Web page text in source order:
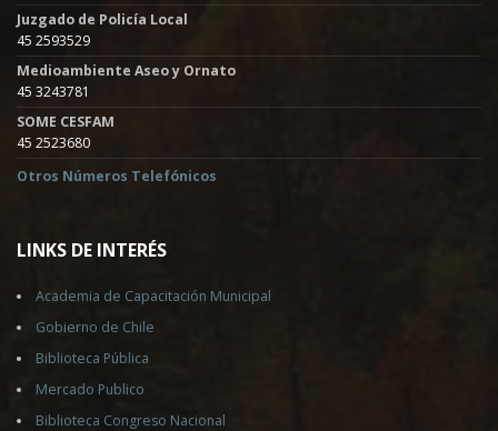
Juzgado de Policía Local
45 2593529
Medioambiente Aseo y Ornato
45 3243781
SOME CESFAM
45 2523680
Otros Números Telefónicos
LINKS DE INTERÉS
Academia de Capacitación Municipal
Gobierno de Chile
Biblioteca Pública
Mercado Publico
Biblioteca Congreso Nacional